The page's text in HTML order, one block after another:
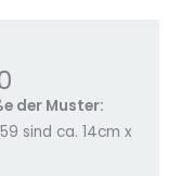
der Muster:
sind ca. 14cm x